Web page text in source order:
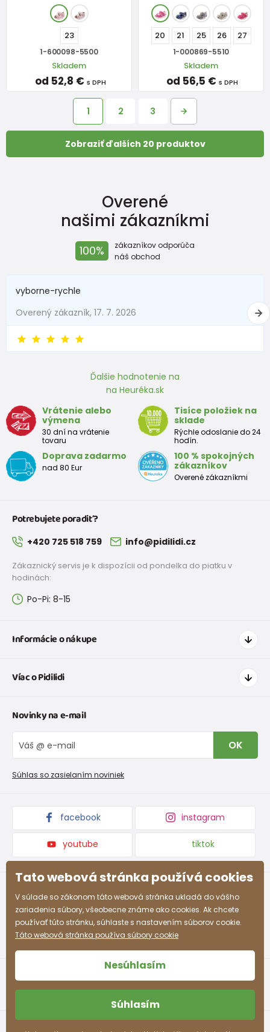
23
1-600098-5500
Skladem
od 52,8 € s DPH
20 21 25 26 27
1-000869-5510
Skladem
od 56,5 € s DPH
1 2 3
Zobraziť ďalších 20 produktov
Overené
našimi zákazníkmi
100%
zákazníkov odporúča
náš obchod
vyborne-rychle
Overený zákazník, 17. 7. 2026
Ďalšie hodnotenie na
na Heuréka.sk
Vrátenie alebo
výmena
30 dní na vrátenie
tovaru
Tisíce položiek na
sklade
Rýchle odoslanie do 24
hodín.
Doprava zadarmo
nad 80 Eur
100 % spokojných
zákazníkov
Overené zákazníkmi
Potrebujete poradiť?
+420 725 518 759 info@pidilidi.cz
Zákaznický servis je k dispozícii od pondelka do piatku v
hodinách:
Po-Pi: 8-15
Informácie o nákupe
Doprava a platba
Tabuľka veľkostí obuvi
Vrátenie tovaru a reklamacie
Reklamačný poriadok
Víac o Pidilidi
O nás
Veľkoobchod PiDiLiDi
Kolekcie tovaru
Novinky na e-mail
OK
Súhlas so zasielaním noviniek
facebook instagram
youtube tiktok
Tato webová stránka používá cookies
V súlade so zákonom táto webová stránka ukladá do vášho
zariadenia súbory, všeobecne známe ako cookies. Ak chcete
používať túto stránku, súhlaste s nastavením súborov cookie.
Táto webová stránka používa súbory cookie
Nesúhlasím
Súhlasím